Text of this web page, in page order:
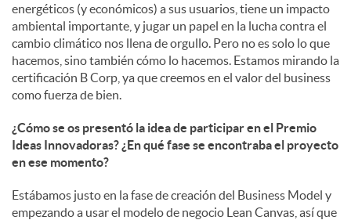
energéticos (y económicos) a sus usuarios, tiene un impacto
ambiental importante, y jugar un papel en la lucha contra el
cambio climático nos llena de orgullo. Pero no es solo lo que
hacemos, sino también cómo lo hacemos. Estamos mirando la
certificación B Corp, ya que creemos en el valor del business
como fuerza de bien.
¿Cómo se os presentó la idea de participar en el Premio
Ideas Innovadoras? ¿En qué fase se encontraba el proyecto
en ese momento?
Estábamos justo en la fase de creación del Business Model y
empezando a usar el modelo de negocio Lean Canvas, así que